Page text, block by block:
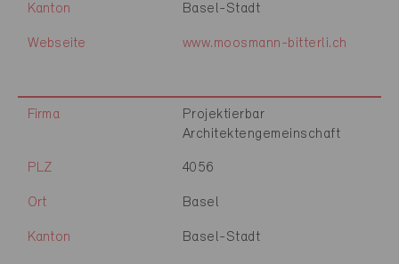
Kanton Basel-Stadt
Webseite www.moosmann-bitterli.ch
Firma
Projektierbar
Architektengemeinschaft
PLZ 4056
Ort Basel
Kanton Basel-Stadt